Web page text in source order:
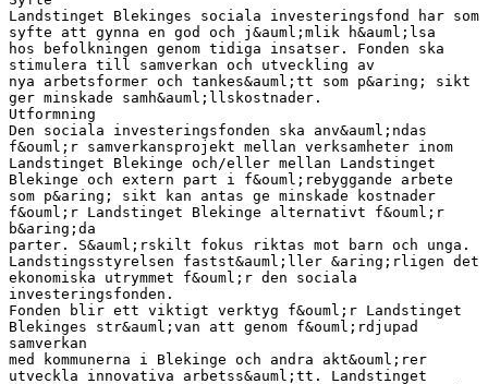
Landstinget Blekinges sociala investeringsfond har som
syfte att gynna en god och j&auml;mlik h&auml;lsa
hos befolkningen genom tidiga insatser. Fonden ska
stimulera till samverkan och utveckling av
nya arbetsformer och tankes&auml;tt som p&aring; sikt
ger minskade samh&auml;llskostnader.
Utformning
Den sociala investeringsfonden ska anv&auml;ndas
f&ouml;r samverkansprojekt mellan verksamheter inom
Landstinget Blekinge och/eller mellan Landstinget
Blekinge och extern part i f&ouml;rebyggande arbete
som p&aring; sikt kan antas ge minskade kostnader
f&ouml;r Landstinget Blekinge alternativt f&ouml;r
b&aring;da
parter. S&auml;rskilt fokus riktas mot barn och unga.
Landstingsstyrelsen fastst&auml;ller &aring;rligen det
ekonomiska utrymmet f&ouml;r den sociala
investeringsfonden.
Fonden blir ett viktigt verktyg f&ouml;r Landstinget
Blekinges str&auml;van att genom f&ouml;rdjupad
samverkan
med kommunerna i Blekinge och andra akt&ouml;rer
utveckla innovativa arbetss&auml;tt. Landstinget